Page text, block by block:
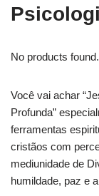
No products found.
Você vai achar
Profunda”
ferramentas
cristãos com
mediunidade de
humildade, paz e